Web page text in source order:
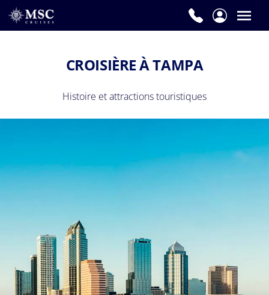
CROISIÈRE À TAMPA
Histoire et attractions touristiques